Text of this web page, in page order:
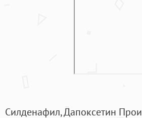
Силденафил, Дапоксетин